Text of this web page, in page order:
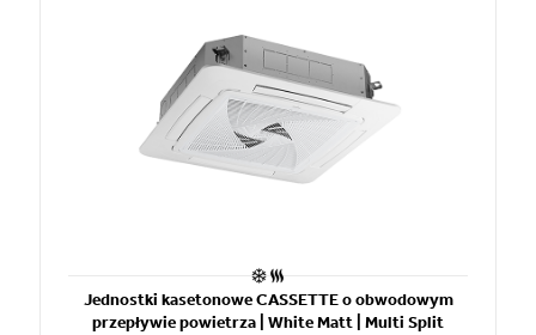
Jednostki kasetonowe CASSETTE o obwodowym
przepływie powietrza | White Matt | Multi Split